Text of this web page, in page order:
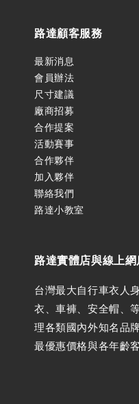
路達顧客服務
最新消息
會員辦法
尺寸建議
廠商招募
合作提案
活動賽事
合作夥伴
加入夥伴
聯絡我們
路達小教室
路達實體店與線上網
台灣最大自行車衣人
衣、車褲、安全帽、
理各類國內外知名品
最優惠價格與各年齡